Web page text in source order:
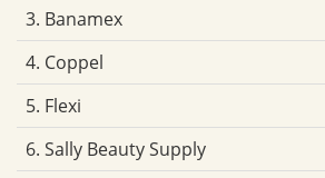
3. Banamex
4. Coppel
5. Flexi
6. Sally Beauty Supply